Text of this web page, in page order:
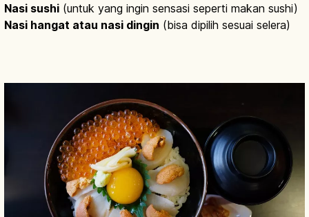
Nasi sushi (untuk yang ingin sensasi seperti makan sushi)
Nasi hangat atau nasi dingin (bisa dipilih sesuai selera)